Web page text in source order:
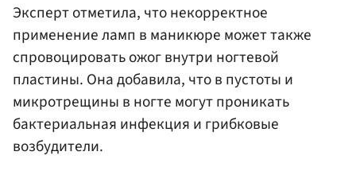
Эксперт отметила, что некорректное
применение ламп в маникюре может также
спровоцировать ожог внутри ногтевой
пластины. Она добавила, что в пустоты и
микротрещины в ногте могут проникать
бактериальная инфекция и грибковые
возбудители.